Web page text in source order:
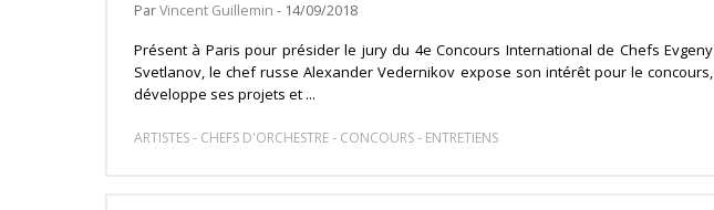
ParVincent Guillemin - 14/09/2018
Présent à Paris pour présider le jury du 4e Concours International de Chefs Evgeny
Svetlanov, le chef russe Alexander Vedernikov expose son intérêt pour le concours,
développe ses projets et ...
ARTISTES- CHEFS D'ORCHESTRE- CONCOURS- ENTRETIENS